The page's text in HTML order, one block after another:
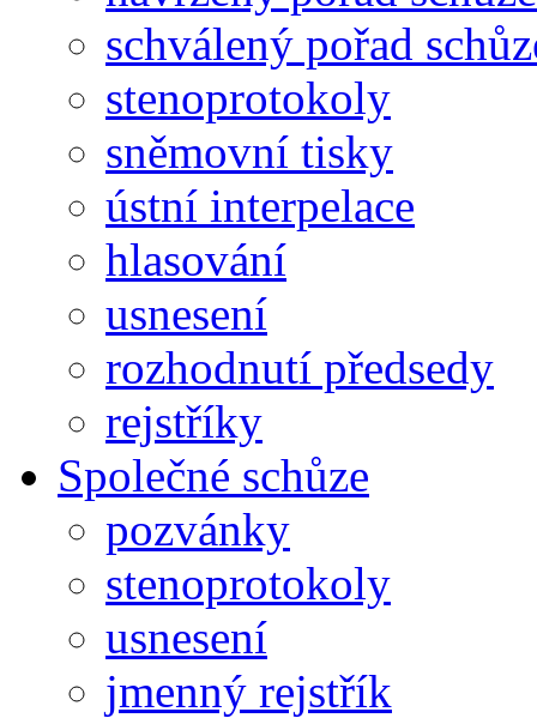
schválený pořad
stenoprotokoly
sněmovní tisky
ústní interpelace
hlasování
usnesení
rozhodnutí předsedy
rejstříky
Společné schůze
pozvánky
stenoprotokoly
usnesení
jmenný rejstřík